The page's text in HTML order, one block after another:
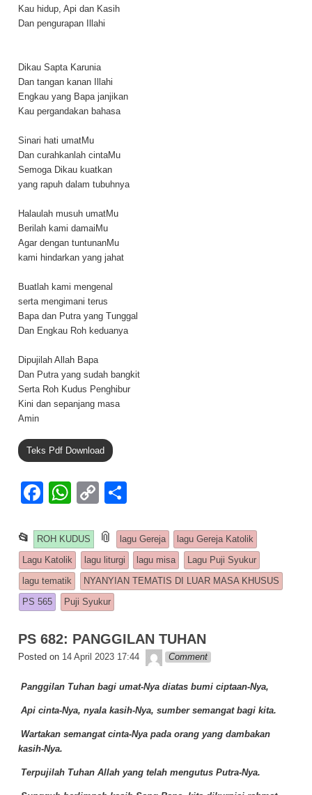
Kau hidup, Api dan Kasih
Dan pengurapan Illahi
Dikau Sapta Karunia
Dan tangan kanan Illahi
Engkau yang Bapa janjikan
Kau pergandakan bahasa
Sinari hati umatMu
Dan curahkanlah cintaMu
Semoga Dikau kuatkan
yang rapuh dalam tubuhnya
Halaulah musuh umatMu
Berilah kami damaiMu
Agar dengan tuntunanMu
kami hindarkan yang jahat
Buatlah kami mengenal
serta mengimani terus
Bapa dan Putra yang Tunggal
Dan Engkau Roh keduanya
Dipujilah Allah Bapa
Dan Putra yang sudah bangkit
Serta Roh Kudus Penghibur
Kini dan sepanjang masa
Amin
Teks Pdf Download
F
c
e
b
o
k
W
at
s
A
p
C
p
y
Li
n
ar
e
📂 This entry was posted in
ROH KUDUS 📎 and tagged
lagu Gereja
lagu Gereja Katolik
Lagu Katolik
lagu liturgi lagu misa
Lagu Puji Syukur
lagu tematik
NYANYIAN TEMATIS DI LUAR MASA KHUSUS
PS 565
Puji Syukur
PS 682: PANGGILAN TUHAN
Posted on 14 April 2023 17:44 Lapopp music
Comment
Panggilan Tuhan bagi umat-Nya diatas bumi ciptaan-Nya,
Api cinta-Nya, nyala kasih-Nya, sumber semangat bagi kita.
Wartakan semangat cinta-Nya pada orang yang dambakan
kasih-Nya.
Terpujilah Tuhan Allah yang telah mengutus Putra-Nya.